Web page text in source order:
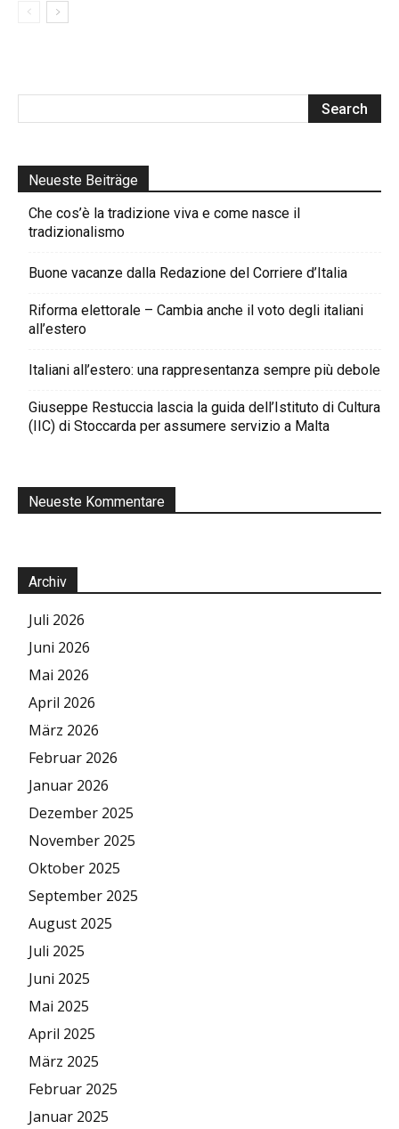
Neueste Beiträge
Che cos’è la tradizione viva e come nasce il
tradizionalismo
Buone vacanze dalla Redazione del Corriere d’Italia
Riforma elettorale – Cambia anche il voto degli italiani
all’estero
Italiani all’estero: una rappresentanza sempre più debole
Giuseppe Restuccia lascia la guida dell’Istituto di Cultura
(IIC) di Stoccarda per assumere servizio a Malta
Neueste Kommentare
Archiv
Juli 2026
Juni 2026
Mai 2026
April 2026
März 2026
Februar 2026
Januar 2026
Dezember 2025
November 2025
Oktober 2025
September 2025
August 2025
Juli 2025
Juni 2025
Mai 2025
April 2025
März 2025
Februar 2025
Januar 2025